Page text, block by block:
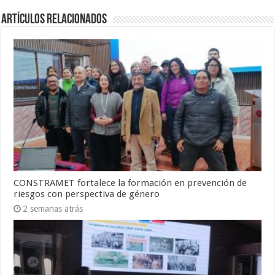
Artículos Relacionados
CONSTRAMET fortalece la formación en prevención de
riesgos con perspectiva de género
2 semanas atrás